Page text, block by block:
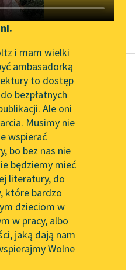
Zgłoś brak utworu
Narzędzia
Mapa Wolnych Lektur
Leśmianator
Przewodnik dla piszących i
czytających
API
OAI-PMH
Widget Wolnych Lektur
Przypisy
i mam wielki
ambasadorką
to dostęp
bezpłatnych
Ale oni
Musimy nie
wspierać
bo bez nas nie
będziemy mieć
literatury, do
które bardzo
dzieciom w
w pracy, albo
jaką dają nam
Wolne
Karel Čapek
Fabryka Absolutu
— Niejaki biskup Linda,
całkiem dorzeczny
człowiek. Wiesz,
zawiozłem go tam,
żeby się przyjrzał temu
cudownemu...
Czytaj więcej